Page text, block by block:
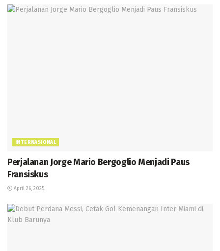
INTERNASIONAL
Perjalanan Jorge Mario Bergoglio Menjadi Paus
Fransiskus
April 26, 2025